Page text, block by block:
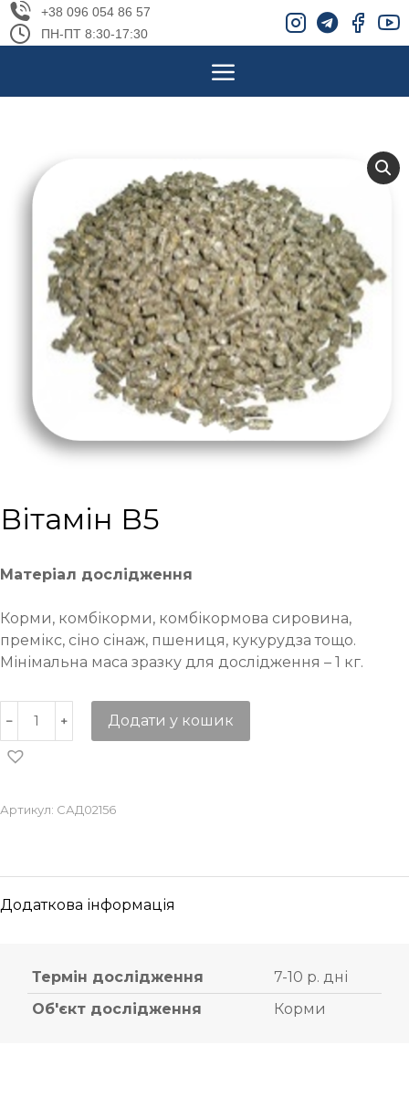
+38 096 054 86 57
ПН-ПТ 8:30-17:30
Вітамін В5
Матеріал дослідження
Корми, комбікорми, комбікормова сировина,
премікс, сіно сінаж, пшениця, кукурудза тощо.
Мінімальна маса зразку для дослідження – 1 кг.
Додати у кошик
Артикул: САД02156
Додаткова інформація
Термін дослідження
7-10 р. дні
Об'єкт дослідження
Корми